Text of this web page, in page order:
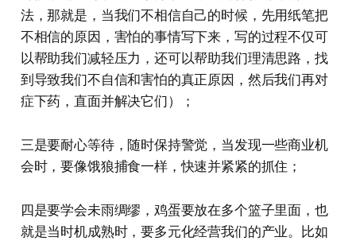
法，那就是，当我们不相信自己的时候，先用纸笔把
不相信的原因，害怕的事情写下来，写的过程不仅可
以帮助我们减轻压力，还可以帮助我们理清思路，找
到导致我们不自信和害怕的真正原因，然后我们再对
症下药，直面并解决它们）；
三是要耐心等待，随时保持警觉，当发现一些商业机
会时，要像饿狼捕食一样，快速并紧紧的抓住；
四是要学会未雨绸缪，鸡蛋要放在多个篮子里面，也
就是当时机成熟时，要多元化经营我们的产业。比如